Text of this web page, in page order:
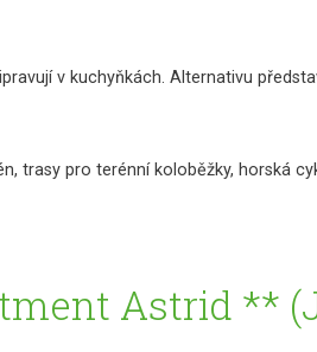
v kuchyňkách. Alternativu
trasy pro terénní koloběžky, horská
Astrid **